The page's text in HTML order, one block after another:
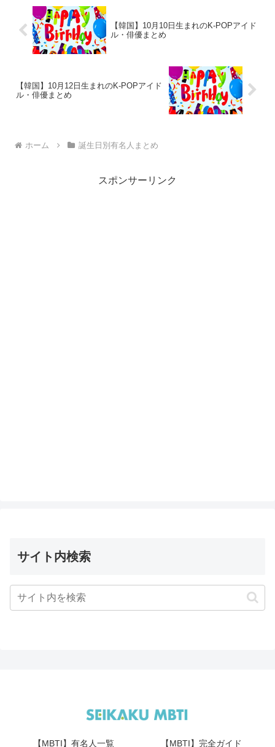
【韓国】10月10日生まれのK-POPアイド
ル・俳優まとめ
【韓国】10月12日生まれのK-POPアイド
ル・俳優まとめ
ホーム 誕生日別有名人まとめ
スポンサーリンク
サイト内検索
【MBTI】有名人一覧 【MBTI】完全ガイド